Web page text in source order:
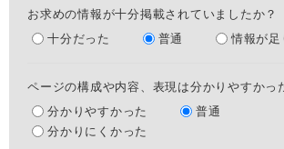
お求めの情報が十分掲載されていましたか？
十分だった
普通 情報が足
ページの構成や内容、表現は分かりやすかっ
分かりやすかった
普通
分かりにくかった